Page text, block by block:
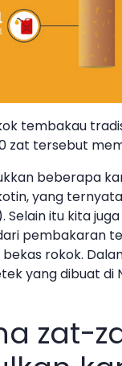
tembakau
zat tersebut
beberapa
yang
Selain itu kita
pembakaran
rokok.
yang dibuat
zat-